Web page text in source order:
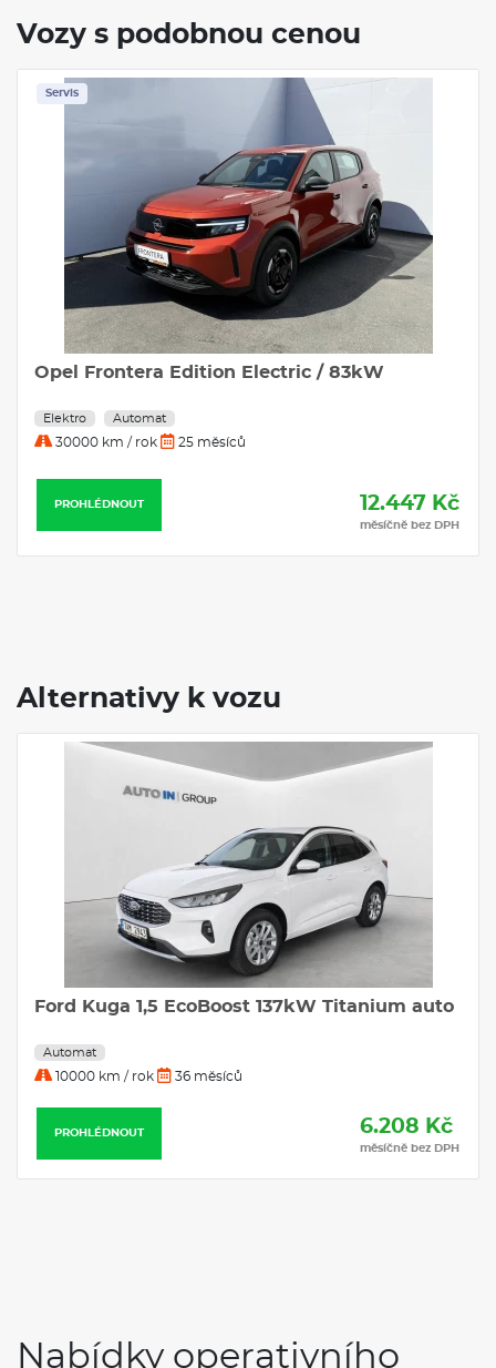
Vozy s podobnou cenou
Servis
Opel Frontera Edition Electric / 83kW
Elektro Automat
30000 km / rok 25 měsíců
PROHLÉDNOUT 12.447 Kč
měsíčně bez DPH
Alternativy k vozu
Ford Kuga 1,5 EcoBoost 137kW Titanium auto
Automat
10000 km / rok 36 měsíců
PROHLÉDNOUT 6.208 Kč
měsíčně bez DPH
Nabídky operativního